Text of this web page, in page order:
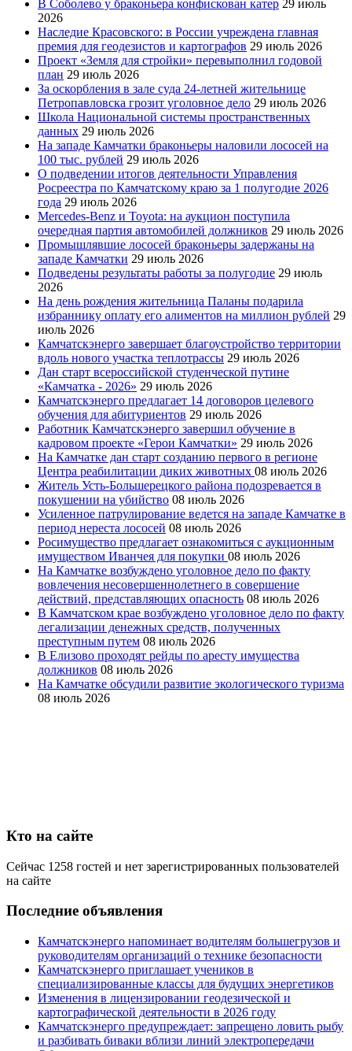
В Соболево у браконьера конфискован катер 29 июль
2026
Наследие Красовского: в России учреждена главная
премия для геодезистов и картографов 29 июль 2026
Проект «Земля для стройки» перевыполнил годовой
план 29 июль 2026
За оскорбления в зале суда 24-летней жительнице
Петропавловска грозит уголовное дело 29 июль 2026
Школа Национальной системы пространственных
данных 29 июль 2026
На западе Камчатки браконьеры наловили лососей на
100 тыс. рублей 29 июль 2026
О подведении итогов деятельности Управления
Росреестра по Камчатскому краю за 1 полугодие 2026
года 29 июль 2026
Mercedes-Benz и Toyota: на аукцион поступила
очередная партия автомобилей должников 29 июль 2026
Промышлявшие лососей браконьеры задержаны на
западе Камчатки 29 июль 2026
Подведены результаты работы за полугодие 29 июль
2026
На день рождения жительница Паланы подарила
избраннику оплату его алиментов на миллион рублей 29
июль 2026
Камчатскэнерго завершает благоустройство территории
вдоль нового участка теплотрассы 29 июль 2026
Дан старт всероссийской студенческой путине
«Камчатка - 2026» 29 июль 2026
Камчатскэнерго предлагает 14 договоров целевого
обучения для абитуриентов 29 июль 2026
Работник Камчатскэнерго завершил обучение в
кадровом проекте «Герои Камчатки» 29 июль 2026
На Камчатке дан старт созданию первого в регионе
Центра реабилитации диких животных 08 июль 2026
Житель Усть-Большерецкого района подозревается в
покушении на убийство 08 июль 2026
Усиленное патрулирование ведется на западе Камчатке в
период нереста лососей 08 июль 2026
Росимущество предлагает ознакомиться с аукционным
имуществом Иванчея для покупки 08 июль 2026
На Камчатке возбуждено уголовное дело по факту
вовлечения несовершеннолетнего в совершение
действий, представляющих опасность 08 июль 2026
В Камчатском крае возбуждено уголовное дело по факту
легализации денежных средств, полученных
преступным путем 08 июль 2026
В Елизово проходят рейды по аресту имущества
должников 08 июль 2026
На Камчатке обсудили развитие экологического туризма
08 июль 2026
Кто на сайте
Сейчас 1258 гостей и нет зарегистрированных пользователей
на сайте
Последние объявления
Камчатскэнерго напоминает водителям большегрузов и
руководителям организаций о технике безопасности
Камчатскэнерго приглашает учеников в
специализированные классы для будущих энергетиков
Изменения в лицензировании геодезической и
картографической деятельности в 2026 году
Камчатскэнерго предупреждает: запрещено ловить рыбу
и разбивать биваки вблизи линий электропередачи